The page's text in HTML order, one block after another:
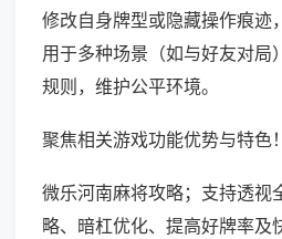
修改自身牌型或隐藏操作痕迹
用于多种场景（如与好友对局
规则，维护公平环境。
聚焦相关游戏功能优势与特色！
微乐河南麻将攻略；支持透视
略、暗杠优化、提高好牌率及